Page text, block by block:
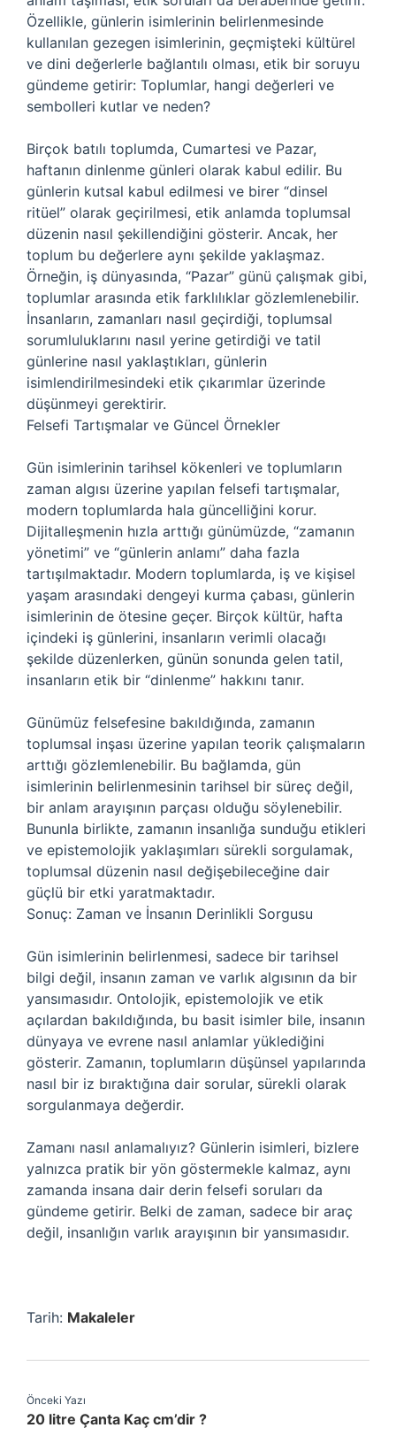
Özellikle, günlerin isimlerinin belirlenmesinde
kullanılan gezegen isimlerinin, geçmişteki kültürel
ve dini değerlerle bağlantılı olması, etik bir soruyu
gündeme getirir: Toplumlar, hangi değerleri ve
sembolleri kutlar ve neden?
Birçok batılı toplumda, Cumartesi ve Pazar,
haftanın dinlenme günleri olarak kabul edilir. Bu
günlerin kutsal kabul edilmesi ve birer “dinsel
ritüel” olarak geçirilmesi, etik anlamda toplumsal
düzenin nasıl şekillendiğini gösterir. Ancak, her
toplum bu değerlere aynı şekilde yaklaşmaz.
Örneğin, iş dünyasında, “Pazar” günü çalışmak gibi,
toplumlar arasında etik farklılıklar gözlemlenebilir.
İnsanların, zamanları nasıl geçirdiği, toplumsal
sorumluluklarını nasıl yerine getirdiği ve tatil
günlerine nasıl yaklaştıkları, günlerin
isimlendirilmesindeki etik çıkarımlar üzerinde
düşünmeyi gerektirir.
Felsefi Tartışmalar ve Güncel Örnekler
Gün isimlerinin tarihsel kökenleri ve toplumların
zaman algısı üzerine yapılan felsefi tartışmalar,
modern toplumlarda hala güncelliğini korur.
Dijitalleşmenin hızla arttığı günümüzde, “zamanın
yönetimi” ve “günlerin anlamı” daha fazla
tartışılmaktadır. Modern toplumlarda, iş ve kişisel
yaşam arasındaki dengeyi kurma çabası, günlerin
isimlerinin de ötesine geçer. Birçok kültür, hafta
içindeki iş günlerini, insanların verimli olacağı
şekilde düzenlerken, günün sonunda gelen tatil,
insanların etik bir “dinlenme” hakkını tanır.
Günümüz felsefesine bakıldığında, zamanın
toplumsal inşası üzerine yapılan teorik çalışmaların
arttığı gözlemlenebilir. Bu bağlamda, gün
isimlerinin belirlenmesinin tarihsel bir süreç değil,
bir anlam arayışının parçası olduğu söylenebilir.
Bununla birlikte, zamanın insanlığa sunduğu etikleri
ve epistemolojik yaklaşımları sürekli sorgulamak,
toplumsal düzenin nasıl değişebileceğine dair
güçlü bir etki yaratmaktadır.
Sonuç: Zaman ve İnsanın Derinlikli Sorgusu
Gün isimlerinin belirlenmesi, sadece bir tarihsel
bilgi değil, insanın zaman ve varlık algısının da bir
yansımasıdır. Ontolojik, epistemolojik ve etik
açılardan bakıldığında, bu basit isimler bile, insanın
dünyaya ve evrene nasıl anlamlar yüklediğini
gösterir. Zamanın, toplumların düşünsel yapılarında
nasıl bir iz bıraktığına dair sorular, sürekli olarak
sorgulanmaya değerdir.
Zamanı nasıl anlamalıyız? Günlerin isimleri, bizlere
yalnızca pratik bir yön göstermekle kalmaz, aynı
zamanda insana dair derin felsefi soruları da
gündeme getirir. Belki de zaman, sadece bir araç
değil, insanlığın varlık arayışının bir yansımasıdır.
Tarih: Makaleler
Önceki Yazı
20 litre Çanta Kaç cm’dir ?